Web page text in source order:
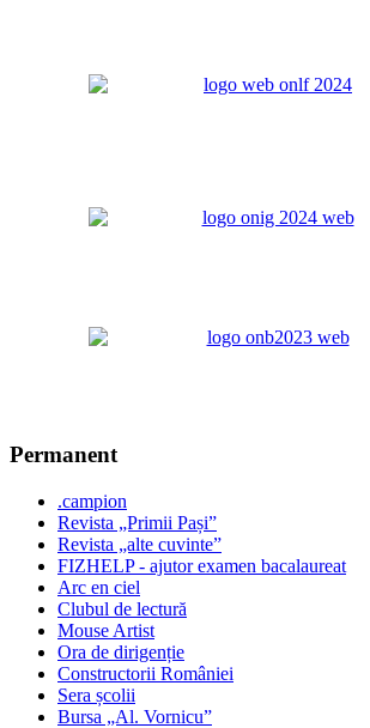
Permanent
.campion
Revista „Primii Pași”
Revista „alte cuvinte”
FIZHELP - ajutor examen bacalaureat
Arc en ciel
Clubul de lectură
Mouse Artist
Ora de dirigenție
Constructorii României
Sera școlii
Bursa „Al. Vornicu”